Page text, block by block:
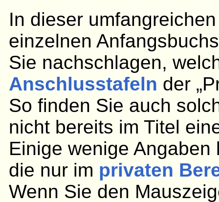
In dieser
einzelnen
Sie nachschlagen,
Anschlusstafeln der
So finden Sie auch
nicht bereits im Titel
Einige wenige
die nur im privaten
Wenn Sie den